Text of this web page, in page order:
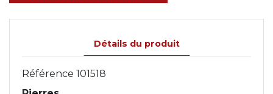
Détails du produit
Référence 101518